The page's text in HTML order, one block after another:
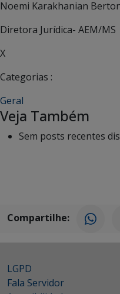
Noemi Karakhanian
Diretora Jurídica- AEM/MS
X
Categorias :
Geral
Veja Também
Sem posts recentes
Compartilhe:
LGPD
Fala Servidor